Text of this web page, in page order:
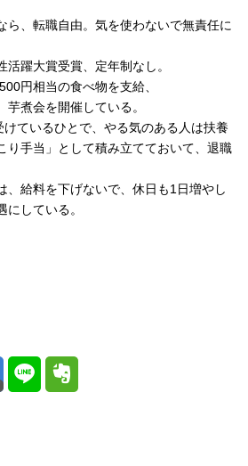
ら、転職自由。気を使わないで無責任に
躍大賞受賞、定年制なし。
円相当の食べ物を支給、
煮会を開催している。
ているひとで、やる気のある人は扶養
り手当」として積み立てておいて、退職
、給料を下げないで、休日も1日増やし
している。